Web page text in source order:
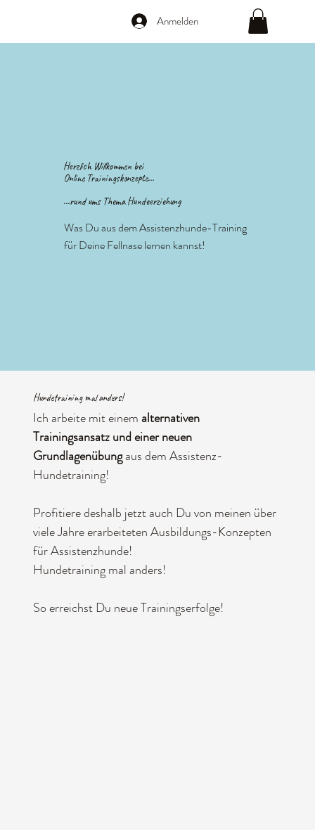
Anmelden
Herzlich Willkommen bei
Online Trainingskonzepte...
...rund ums Thema Hundeerziehung
Was Du aus dem Assistenzhunde-Training
für Deine Fellnase lernen kannst!
Hundetraining mal anders!
Ich arbeite mit einemalternativen
Trainingsansatz und einer neuen
Grundlagenübungaus dem Assistenz-
Hundetraining!
Profitiere deshalb jetzt auch Du von meinen über
viele Jahre erarbeiteten Ausbildungs-Konzepten
für Assistenzhunde!
Hundetraining mal anders!
So erreichst Du neue Trainingserfolge!